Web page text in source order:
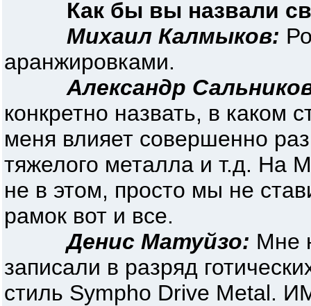
Как бы вы назвали
Михаил Калмыков:
аранжировками.
Александр
конкретно назвать, в каком
меня влияет совершенно
тяжелого металла и т.д. На
не в этом, просто мы не
рамок вот и все.
Денис Матуйзо: Мне
записали в разряд
стиль Sympho Drive Metal.